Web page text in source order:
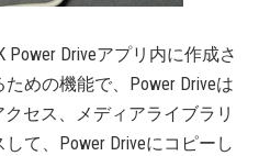
Driveアプリ内に作成さ
めの機能で、Power Driveは
セス、メディアライブラリ
て、Power Driveにコピーし